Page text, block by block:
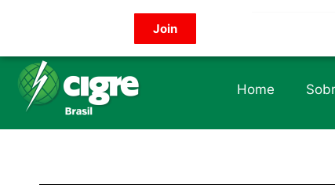
https://www.strongerbyscience.com/volume-
the best website for purchasing pharmacological products -
Testosterone Physiology -https://academic.oup.com/jcem/
Progressive Overload -
Join
Home